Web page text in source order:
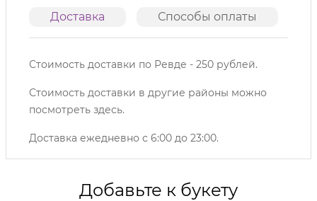
Доставка Способы оплаты
Стоимость доставки по Ревде - 250 рублей.
Стоимость доставки в другие районы можно
посмотреть здесь.
Доставка ежедневно с 6:00 до 23:00.
Добавьте к букету